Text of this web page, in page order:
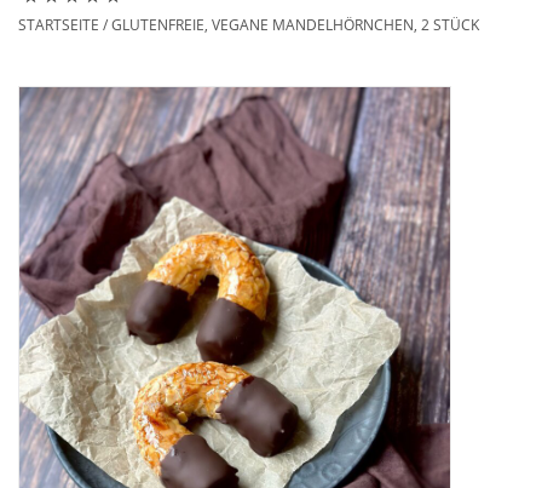
STARTSEITE /GLUTENFREIE, VEGANE MANDELHÖRNCHEN, 2 STÜCK